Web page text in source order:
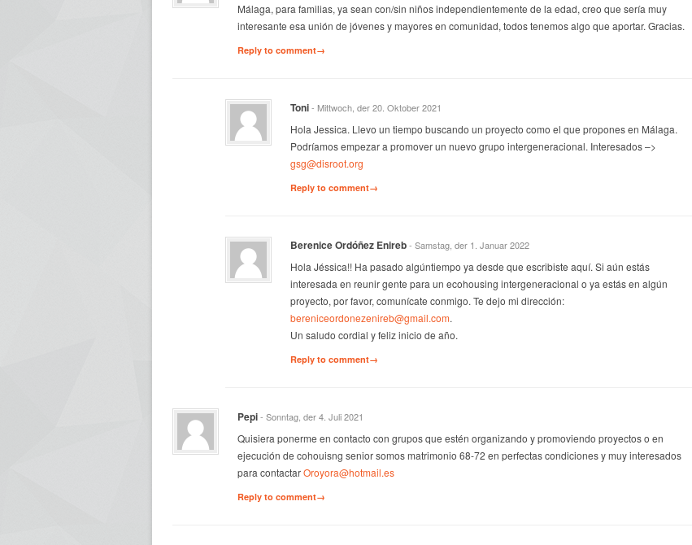
Málaga, para familias, ya sean con/sin niños independientemente de la edad, creo que sería muy
interesante esa unión de jóvenes y mayores en comunidad, todos tenemos algo que aportar. Gracias.
Reply to comment→
Toni- Mittwoch, der 20. Oktober 2021
Hola Jessica. Llevo un tiempo buscando un proyecto como el que propones en Málaga.
Podríamos empezar a promover un nuevo grupo intergeneracional. Interesados –>
gsg@disroot.org
Reply to comment→
Berenice Ordóñez Enireb- Samstag, der 1. Januar 2022
Hola Jéssica!! Ha pasado algúntiempo ya desde que escribiste aquí. Si aún estás
interesada en reunir gente para un ecohousing intergeneracional o ya estás en algún
proyecto, por favor, comunícate conmigo. Te dejo mi dirección:
bereniceordonezenireb@gmail.com.
Un saludo cordial y feliz inicio de año.
Reply to comment→
Pepi- Sonntag, der 4. Juli 2021
Quisiera ponerme en contacto con grupos que estén organizando y promoviendo proyectos o en
ejecución de cohouisng senior somos matrimonio 68-72 en perfectas condiciones y muy interesados
para contactarOroyora@hotmail.es
Reply to comment→